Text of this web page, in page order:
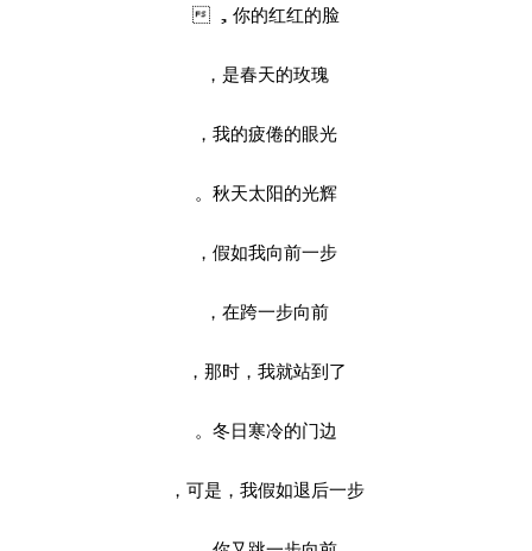
你的红红的脸，
是春天的玫瑰，
我的疲倦的眼光，
秋天太阳的光辉。
假如我向前一步，
在跨一步向前，
那时，我就站到了，
冬日寒冷的门边。
可是，我假如退后一步，